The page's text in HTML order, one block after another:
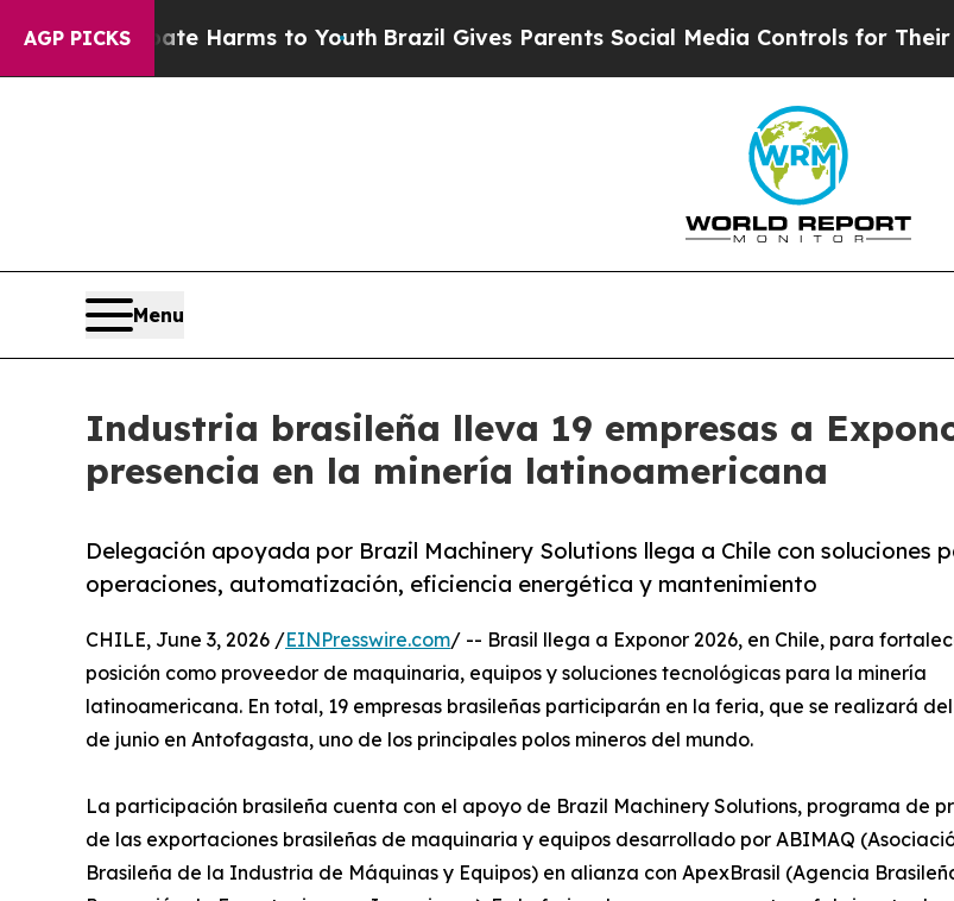
AGP PICKS
Abate Harms to YouthBrazil Gives Parents Social Media Controls for Their Kids.
Menu
Industria brasileña lleva 19 empresas a
presencia en la minería latinoamericana
Delegación apoyada por Brazil Machinery Solutions llega a Chile con soluciones
operaciones, automatización, eficiencia energética y mantenimiento
CHILE, June 3, 2026 /EINPresswire.com/ -- Brasil llega a Exponor 2026, en Chile, para
posición como proveedor de maquinaria, equipos y soluciones tecnológicas para la minería
latinoamericana. En total, 19 empresas brasileñas participarán en la feria, que se realizará del
de junio en Antofagasta, uno de los principales polos mineros del mundo.
La participación brasileña cuenta con el apoyo de Brazil Machinery Solutions, programa de
de las exportaciones brasileñas de maquinaria y equipos desarrollado por ABIMAQ
Brasileña de la Industria de Máquinas y Equipos) en alianza con ApexBrasil (Agencia